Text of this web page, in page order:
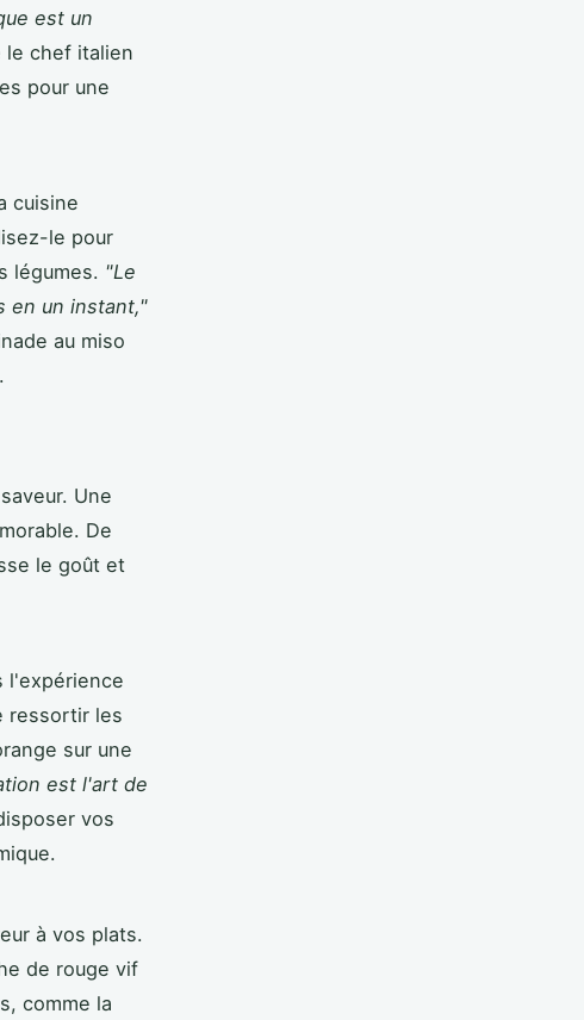
est un
le chef italien
pour une
cuisine
le pour
légumes. "Le
en un instant,"
au miso
Une
De
le goût et
l'expérience
ressortir les
sur une
est l'art de
vos
à vos plats.
de rouge vif
comme la